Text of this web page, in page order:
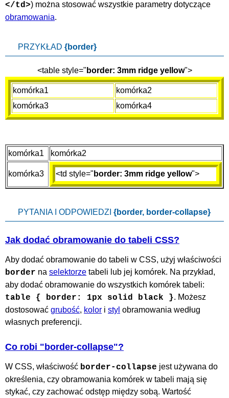
</td>) można stosować wszystkie parametry dotyczące
obramowania.
PRZYKŁAD {border}
<table style=" border: 3mm ridge yellow">
komórka1
komórka2
komórka3
komórka4
komórka1 komórka2
komórka3 <td style=" border: 3mm ridge yellow">
PYTANIA I ODPOWIEDZI {border, border-collapse}
Jak dodać obramowanie do tabeli CSS?
Aby dodać obramowanie do tabeli w CSS, użyj właściwości
border na selektorze tabeli lub jej komórek. Na przykład,
aby dodać obramowanie do wszystkich komórek tabeli:
table { border: 1px solid black }. Możesz
dostosować grubość, kolor i styl obramowania według
własnych preferencji.
Co robi "border-collapse"?
W CSS, właściwość border-collapse jest używana do
określenia, czy obramowania komórek w tabeli mają się
stykać, czy zachować odstęp między sobą. Wartość